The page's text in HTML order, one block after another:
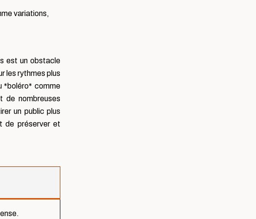
variations,
est un obstacle
les rythmes plus
*boléro* comme
de nombreuses
un public plus
de préserver et